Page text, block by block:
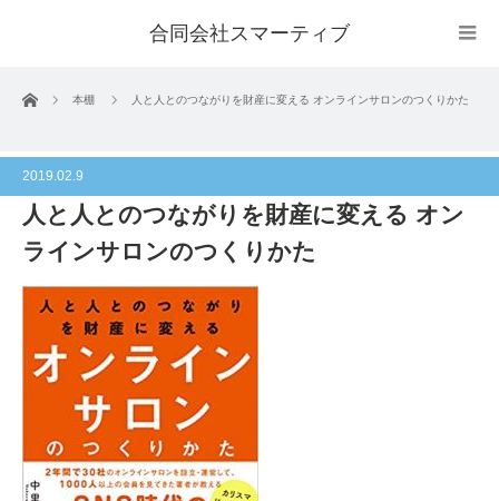
合同会社スマーティブ
ホーム 本棚 人と人とのつながりを財産に変える オンラインサロンのつくりかた
2019.02.9
人と人とのつながりを財産に変える オン
ラインサロンのつくりかた